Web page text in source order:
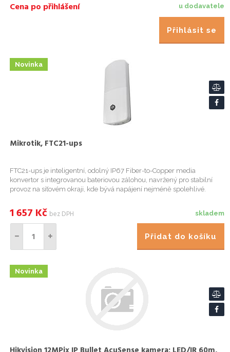
u dodavatele
Cena po přihlášení
Přihlásit se
Mikrotik, FTC21-ups
FTC21-ups je inteligentní, odolný IP67 Fiber-to-Copper media
konvertor s integrovanou bateriovou zálohou, navržený pro stabilní
provoz na síťovém okraji, kde bývá napájení nejméně spolehlivé.
skladem
1 657 Kč bez DPH
Přidat do košíku
Novinka
Novinka